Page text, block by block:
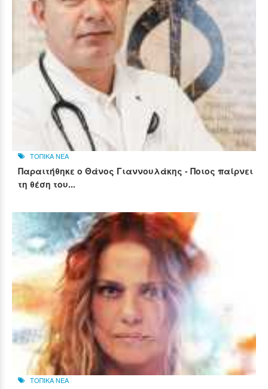
ΤΟΠΙΚΑ ΝΕΑ
Παραιτήθηκε ο Θάνος Γιαννουλάκης - Ποιος παίρνει
τη θέση του...
ΤΟΠΙΚΑ ΝΕΑ